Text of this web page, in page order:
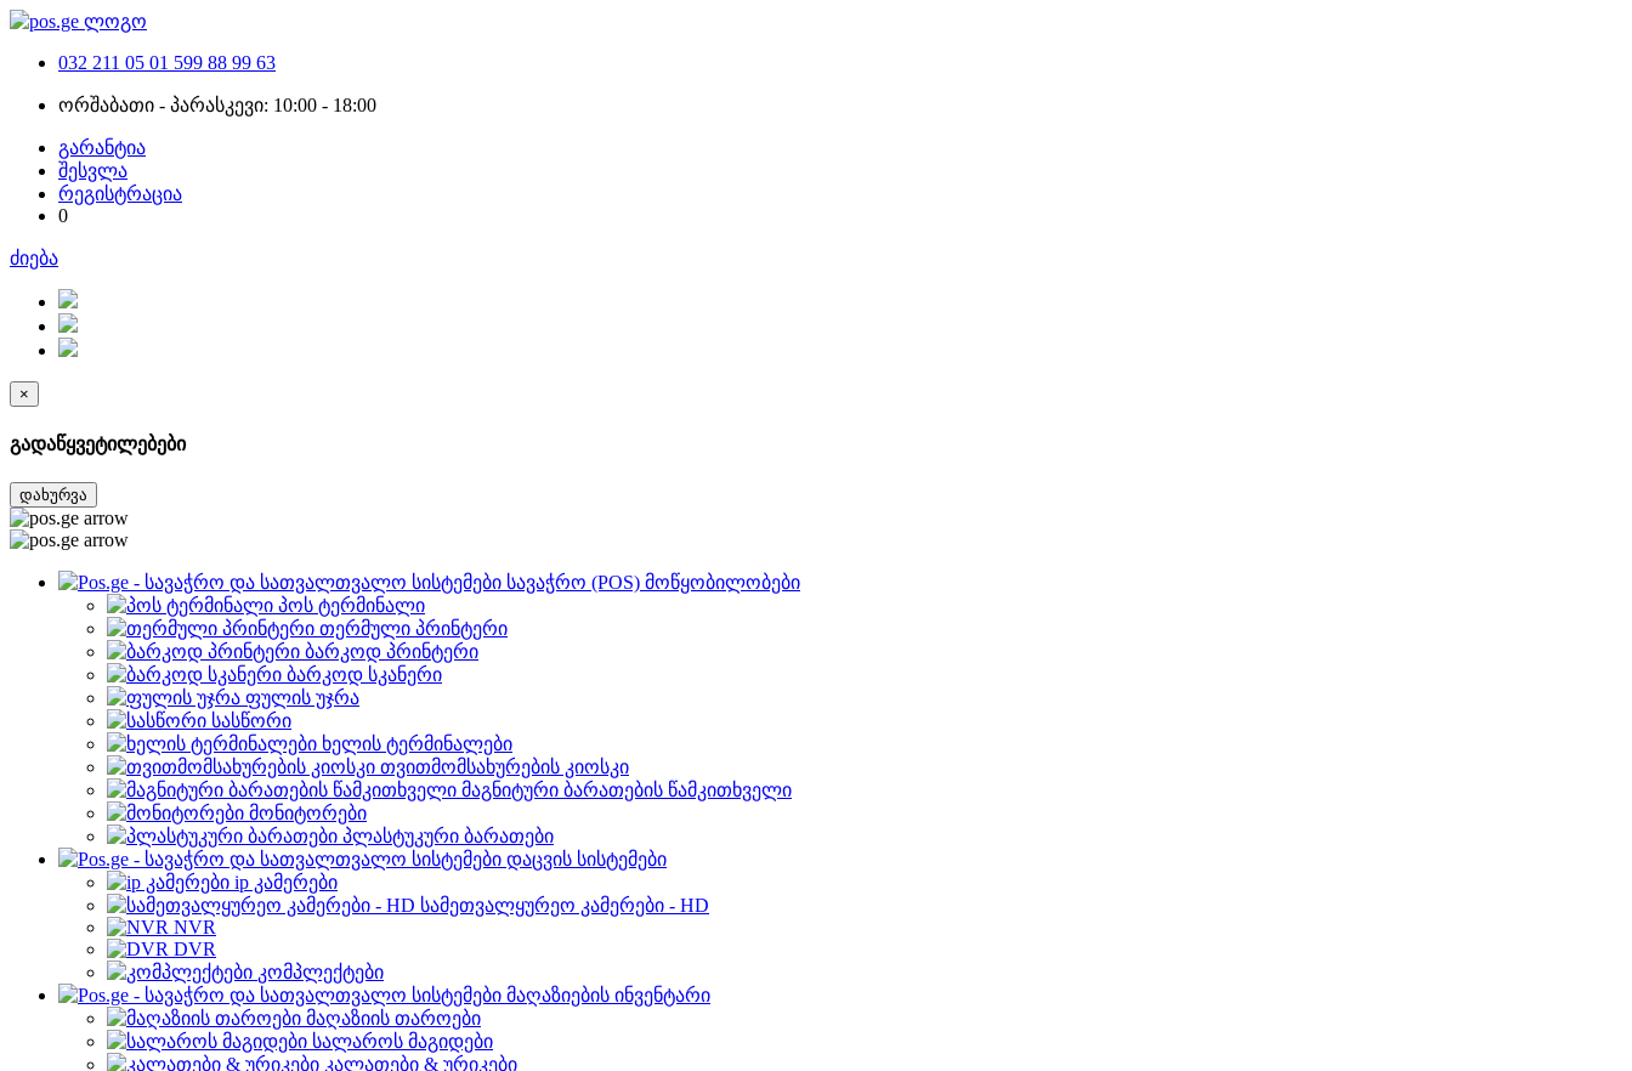
032 211 05 01 599 88 99 63
ორშაბათი - პარასკევი: 10:00 - 18:00
გარანტია
შესვლა
რეგისტრაცია
0
ძიება
×
გადაწყვეტილებები
დახურვა
სავაჭრო (POS) მოწყობილობები
პოს ტერმინალი
თერმული პრინტერი
ბარკოდ პრინტერი
ბარკოდ სკანერი
ფულის უჯრა
სასწორი
ხელის ტერმინალები
თვითმომსახურების კიოსკი
მაგნიტური ბარათების წამკითხველი
მონიტორები
პლასტუკური ბარათები
დაცვის სისტემები
ip კამერები
სამეთვალყურეო კამერები - HD
NVR
DVR
კომპლექტები
მაღაზიების ინვენტარი
მაღაზიის თაროები
სალაროს მაგიდები
კალათები & ურიკები